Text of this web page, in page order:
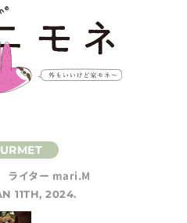
ライター mari.M
11TH, 2024.